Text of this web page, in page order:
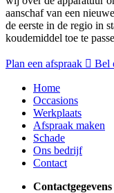
aanschaf van een
de eerste in de regio in
koudemiddel toe te
Plan een afspraak Bel
Home
Occasions
Werkplaats
Afspraak maken
Schade
Ons bedrijf
Contact
Contactgegevens